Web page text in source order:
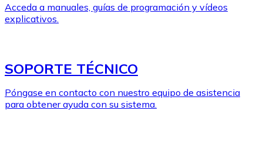
Acceda a manuales, guías de programación y vídeos
explicativos.
SOPORTE TÉCNICO
Póngase en contacto con nuestro equipo de asistencia
para obtener ayuda con su sistema.